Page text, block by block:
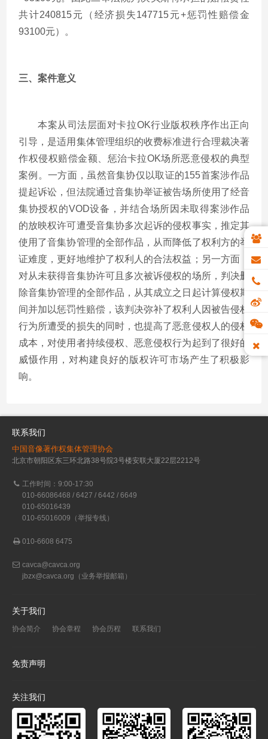
共计240815元（经济损失147715元+惩罚性赔偿金
93100元）。
三、案件意义
本案从司法层面对卡拉OK行业版权秩序作出正向
引导，是适用集体管理组织的收费标准进行合理裁决著
作权侵权赔偿金额、惩治卡拉OK场所恶意侵权的典型
案例。一方面，虽然音集协仅以取证的155首案涉作品
提起诉讼，但法院通过音集协举证被告场所使用了经音
集协授权的VOD设备，并结合场所因未取得案涉作品
的放映权许可遭受音集协多次起诉的侵权事实，推定其
使用了音集协管理的全部作品，从而降低了权利方的举
证难度，更好地维护了权利人的合法权益；另一方面，
对从未获得音集协许可且多次被诉侵权的场所，判决删
除音集协管理的全部作品，从其成立之日起计算侵权期
间并加以惩罚性赔偿，该判决弥补了权利人因被告侵权
行为所遭受的损失的同时，也提高了恶意侵权人的侵权
成本，对使用者持续侵权、恶意侵权行为起到了很好的
威慑作用，对构建良好的版权许可市场产生了积极影
响。
联系我们
中国音像著作权集体管理协会
北京市朝阳区东三环北路38号院3号楼安联大厦22层2212号
工作时间：9:00-17:30
010-66086468 / 6427 / 6442 / 6649
010-65016439
010-65016009（举报专线）
010-6608 6475
cavca@cavca.org
jbzx@cavca.org （业务举报邮箱）
关于我们
协会简介 协会章程 协会历程 联系我们
免责声明
关注我们